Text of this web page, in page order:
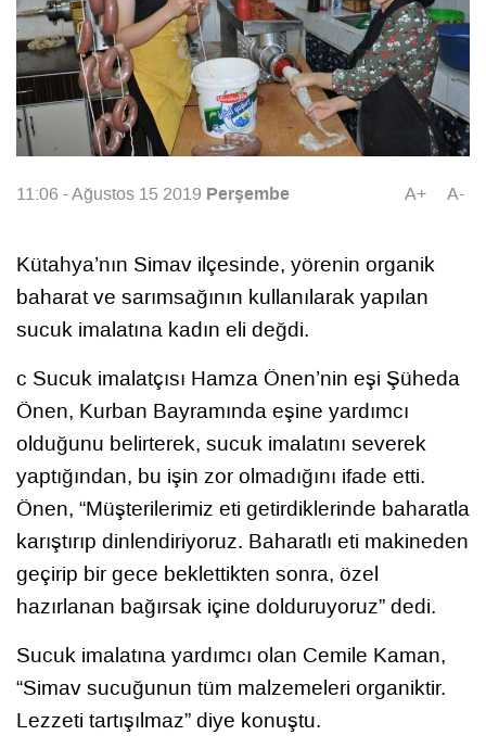
11:06 - Ağustos 15 2019 Perşembe A+ A-
Kütahya’nın Simav ilçesinde, yörenin organik
baharat ve sarımsağının kullanılarak yapılan
sucuk imalatına kadın eli değdi.
c Sucuk imalatçısı Hamza Önen’nin eşi Şüheda
Önen, Kurban Bayramında eşine yardımcı
olduğunu belirterek, sucuk imalatını severek
yaptığından, bu işin zor olmadığını ifade etti.
Önen, “Müşterilerimiz eti getirdiklerinde baharatla
karıştırıp dinlendiriyoruz. Baharatlı eti makineden
geçirip bir gece beklettikten sonra, özel
hazırlanan bağırsak içine dolduruyoruz” dedi.
Sucuk imalatına yardımcı olan Cemile Kaman,
“Simav sucuğunun tüm malzemeleri organiktir.
Lezzeti tartışılmaz” diye konuştu.